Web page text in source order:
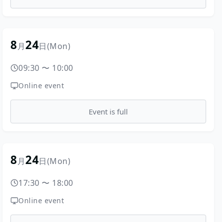
8月24日(Mon)
09:30 〜 10:00
Online event
Event is full
8月24日(Mon)
17:30 〜 18:00
Online event